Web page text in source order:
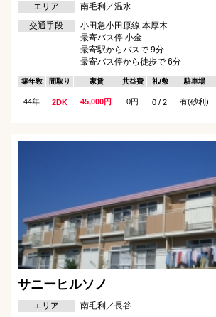
エリア
南毛利／温水
交通手段
小田急小田原線 本厚木
最寄バス停 小金
最寄駅からバスで 9分
最寄バス停から徒歩で 6分
築年数 間取り 家賃 共益費 礼/敷 駐車場
44年 2DK 45,000円 0円 0 / 2 有(砂利)
サニーヒルソノ
エリア 南毛利／長谷